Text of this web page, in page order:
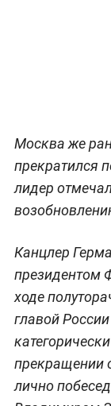
Москва же
прекратился
лидер
Канцлер
президентом
ходе
главой
прекращении
лично